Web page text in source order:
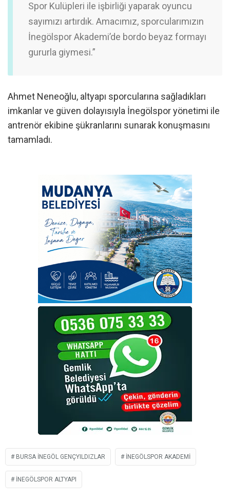
Spor Kulüpleri ile işbirliği yaparak oyuncu
sayımızı artırdık. Amacımız, sporcularımızın
İnegölspor Akademi’de bordo beyaz formayı
gururla giymesi.”
Ahmet Neneoğlu, altyapı sporcularına sağladıkları
imkanlar ve güven dolayısıyla İnegölspor yönetimi ile
antrenör ekibine şükranlarını sunarak konuşmasını
tamamladı.
BURSA İNEGÖL GENÇYILDIZLAR İNEGÖLSPOR AKADEMI
İNEGÖLSPOR ALTYAPI